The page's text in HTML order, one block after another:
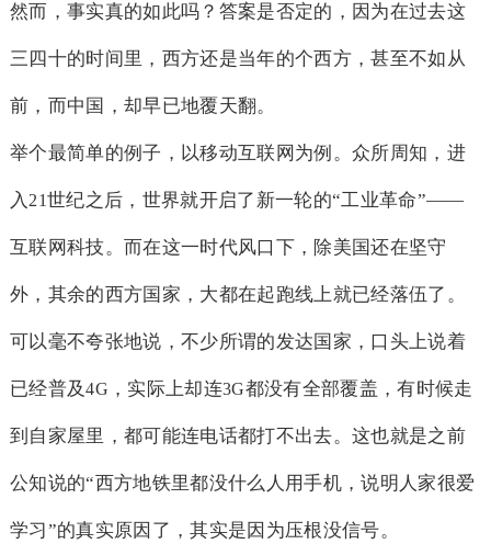
然而，事实真的如此吗？答案是否定的，因为在过去这
三四十的时间里，西方还是当年的个西方，甚至不如从
前，而中国，却早已地覆天翻。
举个最简单的例子，以移动互联网为例。众所周知，进
入21世纪之后，世界就开启了新一轮的“工业革命”——
互联网科技。而在这一时代风口下，除美国还在坚守
外，其余的西方国家，大都在起跑线上就已经落伍了。
可以毫不夸张地说，不少所谓的发达国家，口头上说着
已经普及4G ，实际上却连3G都没有全部覆盖，有时候走
到自家屋里，都可能连电话都打不出去。这也就是之前
公知说的“西方地铁里都没什么人用手机，说明人家很爱
学习”的真实原因了，其实是因为压根没信号。